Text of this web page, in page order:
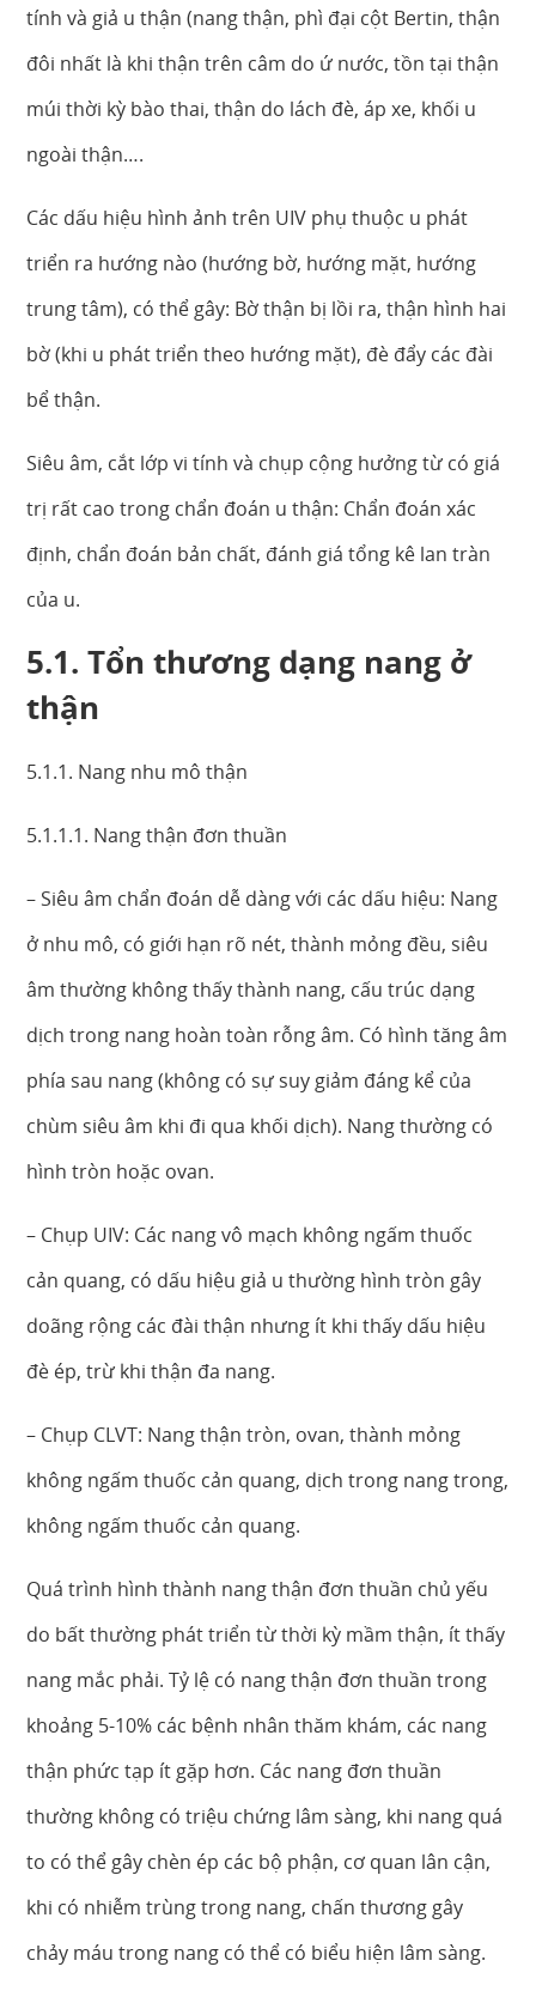
tính và giả u thận (nang thận, phì đại cột Bertin, thận
đôi nhất là khi thận trên câm do ứ nước, tồn tại thận
múi thời kỳ bào thai, thận do lách đè, áp xe, khối u
ngoài thận….
Các dấu hiệu hình ảnh trên UIV phụ thuộc u phát
triển ra hướng nào (hướng bờ, hướng mặt, hướng
trung tâm), có thể gây: Bờ thận bị lồi ra, thận hình hai
bờ (khi u phát triển theo hướng mặt), đè đẩy các đài
bể thận.
Siêu âm, cắt lớp vi tính và chụp cộng hưởng từ có giá
trị rất cao trong chẩn đoán u thận: Chẩn đoán xác
định, chẩn đoán bản chất, đánh giá tổng kê lan tràn
của u.
5.1. Tổn thương dạng nang ở
thận
5.1.1. Nang nhu mô thận
5.1.1.1. Nang thận đơn thuần
– Siêu âm chẩn đoán dễ dàng với các dấu hiệu: Nang
ở nhu mô, có giới hạn rõ nét, thành mỏng đều, siêu
âm thường không thấy thành nang, cấu trúc dạng
dịch trong nang hoàn toàn rỗng âm. Có hình tăng âm
phía sau nang (không có sự suy giảm đáng kể của
chùm siêu âm khi đi qua khối dịch). Nang thường có
hình tròn hoặc ovan.
– Chụp UIV: Các nang vô mạch không ngấm thuốc
cản quang, có dấu hiệu giả u thường hình tròn gây
doãng rộng các đài thận nhưng ít khi thấy dấu hiệu
đè ép, trừ khi thận đa nang.
– Chụp CLVT: Nang thận tròn, ovan, thành mỏng
không ngấm thuốc cản quang, dịch trong nang trong,
không ngấm thuốc cản quang.
Quá trình hình thành nang thận đơn thuần chủ yếu
do bất thường phát triển từ thời kỳ mầm thận, ít thấy
nang mắc phải. Tỷ lệ có nang thận đơn thuần trong
khoảng 5-10% các bệnh nhân thăm khám, các nang
thận phức tạp ít gặp hơn. Các nang đơn thuần
thường không có triệu chứng lâm sàng, khi nang quá
to có thể gây chèn ép các bộ phận, cơ quan lân cận,
khi có nhiễm trùng trong nang, chấn thương gây
chảy máu trong nang có thể có biểu hiện lâm sàng.